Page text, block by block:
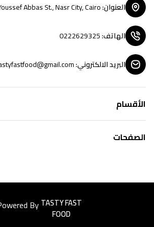
العنوان:
Abbas St., Nasr City, Cairo
الهاتف:
0222629325
البريد الالكتروني:
الأقسام
الصفحات
ByEasyorders